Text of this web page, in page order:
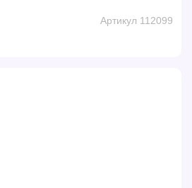
Артикул 112099